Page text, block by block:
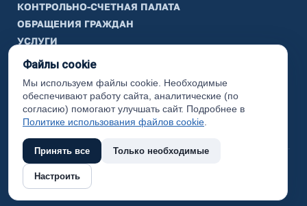
КОНТРОЛЬНО-СЧЕТНАЯ ПАЛАТА
ОБРАЩЕНИЯ ГРАЖДАН
УСЛУГИ
ТИК
ИНФОРМАЦИЯ
Законодательная карта
Карта сайта
(с) 2017 Ханты-Мансийский район, официальный сайт
администрации
Файлы cookie
Мы используем файлы cookie. Необходимые
обеспечивают работу сайта, аналитические (по
согласию) помогают улучшать сайт. Подробнее в
Политике использования файлов cookie
Принять все Только необходимые
Настроить